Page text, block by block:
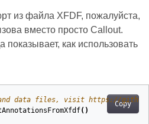
из файла XFDF, пожалуйста,
вместо просто Callout.
как использовать
Copy
data files, visit https://
( )